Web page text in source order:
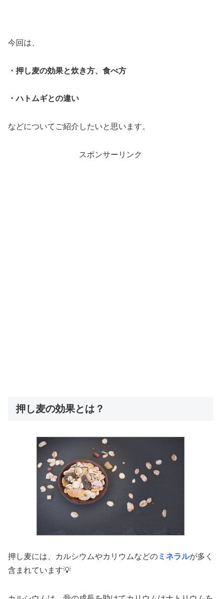
今回は、
・押し麦の効果と炊き方、食べ方
・ハトムギとの違い
などについてご紹介したいと思います。
スポンサーリンク
押し麦の効果とは？
押し麦には、カルシウムやカリウムなどのミネラルが多く
含まれています💡